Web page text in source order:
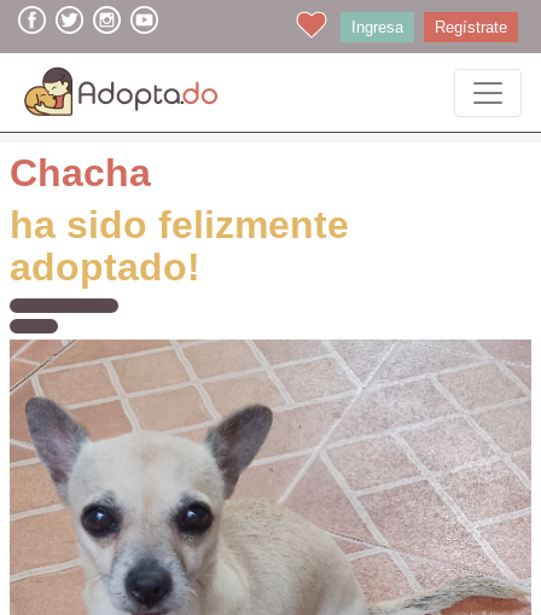
Ingresa Regístrate
Chacha
ha sido felizmente
adoptado!